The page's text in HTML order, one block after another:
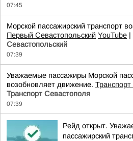
07:45
Морской пассажирский транспорт
Первый Севастопольский YouTube |
Севастопольский
07:39
Уважаемые пассажиры Морской
возобновляет движение.
Транспорт Севастополя
07:39
Рейд открыт.
пассажирский